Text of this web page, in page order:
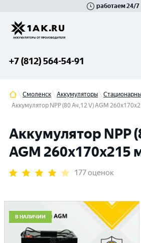
работаем 24/7
+7 (812) 564-54-91
Смоленск Аккумуляторы
Аккумулятор NPP (80 Ач,12 V) AGM
Аккумулятор NPP
AGM 260x170x215
177 оценок
В НАЛИЧИИ
Гатчина